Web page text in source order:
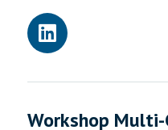
Workshop Multi-